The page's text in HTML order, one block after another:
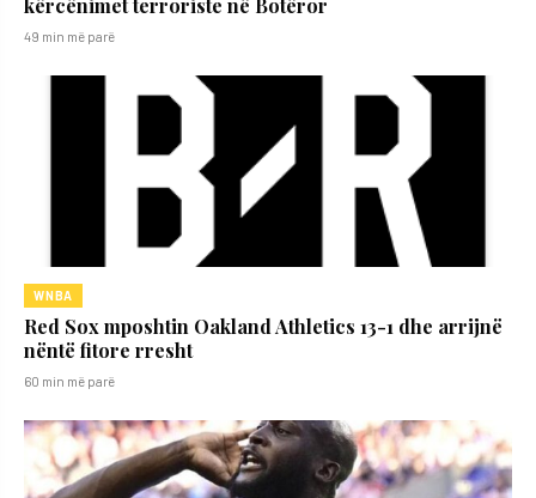
49 min më parë
WNBA
Red Sox mposhtin Oakland Athletics 13-1 dhe arrijnë
nëntë fitore rresht
60 min më parë